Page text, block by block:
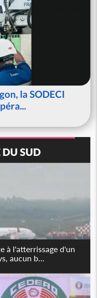
la SODECI
DU SUD
à l'atterrissage d'un
aucun b...